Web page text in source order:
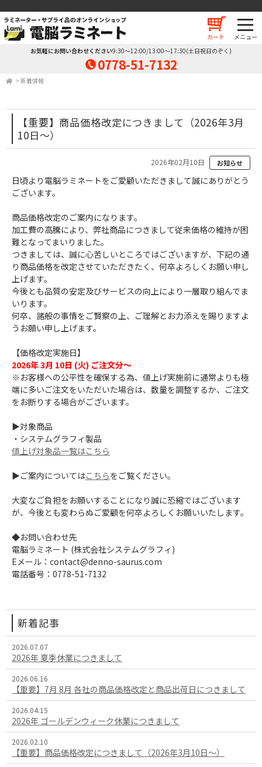
カート
お気軽にお問い合わせください9:30～12:00/13:00～17:30(土日祝日のぞく)
0778-51-7132
> 新着情報
【重要】商品価格改定につきまして（2026年3月
10日～）
2026年02月10日 お知らせ
日頃より電脳ラミネートをご愛顧いただきまして誠にありがとう
ございます。
商品価格改定のご案内になります。
加工費の高騰により、弊社商品につきまして従来価格の維持が困
難となってまいりました。
つきましては、誠に心苦しいところではございますが、下記の通
り商品価格を改定させていただきたく、何卒よろしくお願い申し
上げます。
今後とも品質の安定及びサービスの向上により一層取り組んでま
いります。
何卒、諸般の事情をご賢察の上、ご理解とお力添えを賜りますよ
うお願い申し上げます。
【価格改定実施日】
2026年 3月 10日 (火) ご注文分～
※お客様への公平性を確保する為、値上げ実施前に通常よりも極
端に多いご注文をいただいた場合は、数量を調整するか、ご注文
をお断りする場合がございます。
▶対象商品
・システムグラフィ製品
値上げ対象品一覧はこちら
▶ご案内についてはこちらをご覧ください。
大変なご負担をお願いすることになり誠に恐縮ではございます
が、今後とも変わらぬご愛顧を何卒よろしくお願いいたします。
◆お問い合わせ先
電脳ラミネート (株式会社システムグラフィ)
Eメール：contact@denno-saurus.com
電話番号：0778-51-7132
新着記事
2026.07.07
2026年 夏季休業につきまして
2026.06.16
【重要】7月 8月 各社の商品価格改定と商品出荷日につきまして
2026.04.15
2026年 ゴールデンウィーク休業につきまして
2026.02.10
【重要】商品価格改定につきまして（2026年3月10日～）